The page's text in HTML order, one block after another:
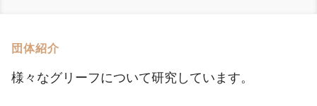
団体紹介
様々なグリーフについて研究しています。